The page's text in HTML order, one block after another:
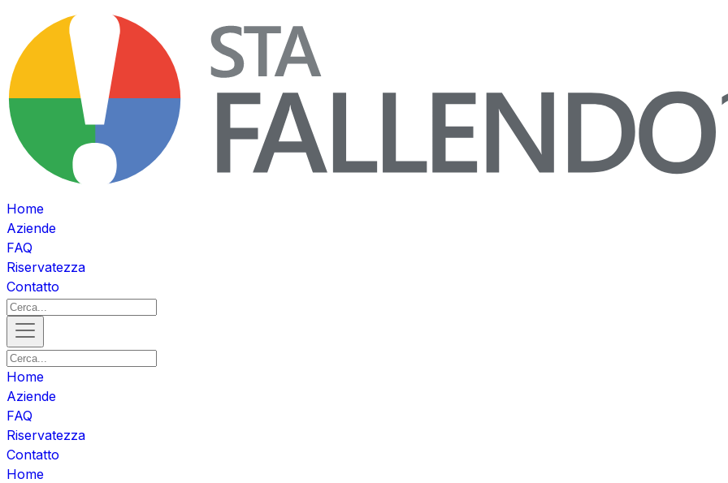
Home
Aziende
FAQ
Riservatezza
Contatto
Home
Aziende
FAQ
Riservatezza
Contatto
Home